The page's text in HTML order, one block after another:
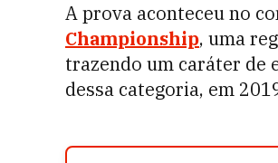
A prova aconteceu no
Championship, uma
trazendo um caráter de
dessa categoria, em